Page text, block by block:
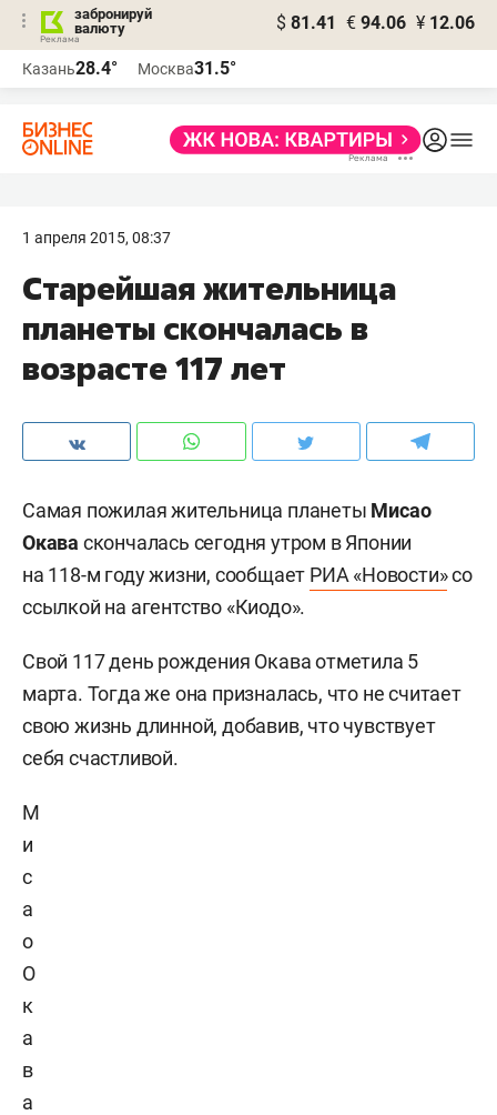
забронируй
валюту
$ 81.41 € 94.06 ¥ 12.06
Казань28.4° Москва31.5°
1 апреля 2015, 08:37
Старейшая жительница
планеты скончалась в
возрасте 117 лет
Самая пожилая жительница планеты Мисао
Окава скончалась сегодня утром в Японии
на 118-м году жизни, сообщает РИА «Новости»со
ссылкой на агентство «Киодо».
Свой 117 день рождения Окава отметила 5
марта. Тогда же она призналась, что не считает
свою жизнь длинной, добавив, что чувствует
себя счастливой.
М
и
с
а
о
О
к
а
в
а